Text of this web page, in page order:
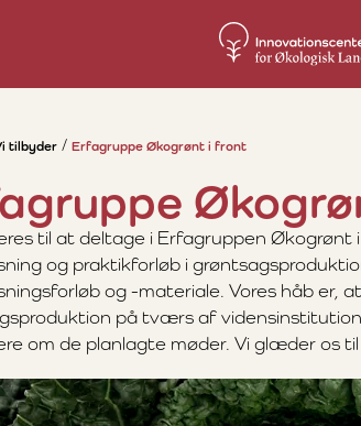
tilbyder Erfagruppe Økogrønt i front
til at deltage i Erfagruppen Økogrønt
og praktikforløb i
og -materiale. Vores håb
på tværs af
om de planlagte møder. Vi glæder os